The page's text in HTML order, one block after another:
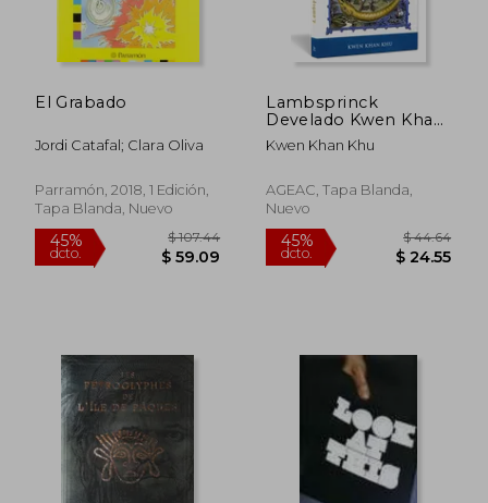
45%
dcto.
45%
dcto.
El Grabado
Jordi Catafal; Clara Oliva
Parramón, 2018, 1 Edición,
Tapa Blanda, Nuevo
Lambsprinck
Develado Kwen Khan
khu
Kwen Khan Khu
AGEAC, Tapa Blanda,
Nuevo